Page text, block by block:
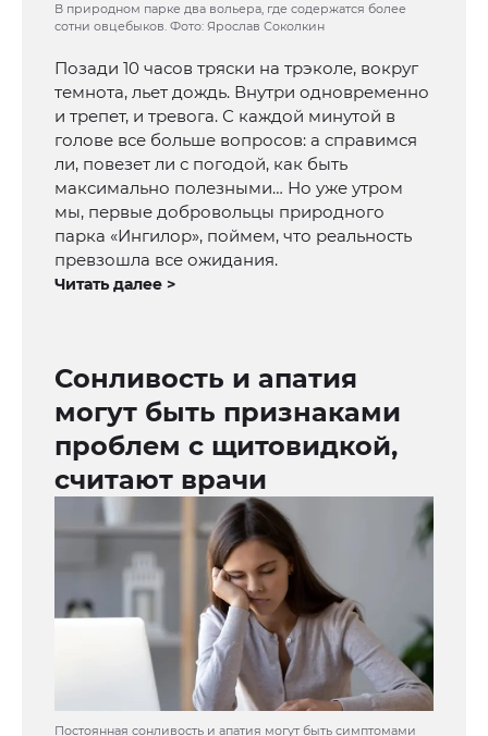
В природном парке два вольера, где содержатся более
сотни овцебыков. Фото: Ярослав Соколкин
Позади 10 часов тряски на трэколе, вокруг
темнота, льет дождь. Внутри одновременно
и трепет, и тревога. С каждой минутой в
голове все больше вопросов: а справимся
ли, повезет ли с погодой, как быть
максимально полезными… Но уже утром
мы, первые добровольцы природного
парка «Ингилор», поймем, что реальность
превзошла все ожидания.
Читать далее >
Сонливость и апатия
могут быть признаками
проблем с щитовидкой,
считают врачи
Постоянная сонливость и апатия могут быть симптомами